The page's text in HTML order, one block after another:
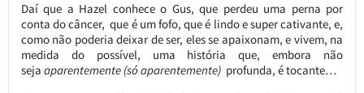
Daí que a Hazel conhece o Gus, que perdeu uma perna por
conta do câncer, que é um fofo, que é lindo e super cativante, e,
como não poderia deixar de ser, eles se apaixonam, e vivem, na
medida do possível, uma história que, embora não
seja aparentemente (só aparentemente) profunda, é tocante…